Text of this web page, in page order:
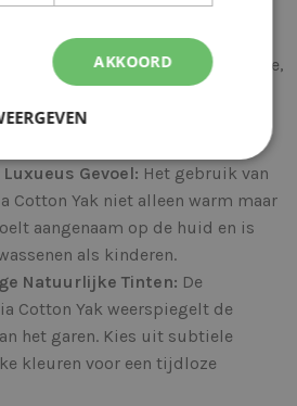
en Comfort:De toevoeging van
een natuurlijke warmte en isolatie,
het breien of haken van
houden zonder oververhit te
Gevoel: Het gebruik van
Cotton Yak niet alleen warm maar
aangenaam op de huid en is
als kinderen.
Natuurlijke Tinten: De
Cotton Yak weerspiegelt de
het garen. Kies uit subtiele
kleuren voor een tijdloze
AKKOORD